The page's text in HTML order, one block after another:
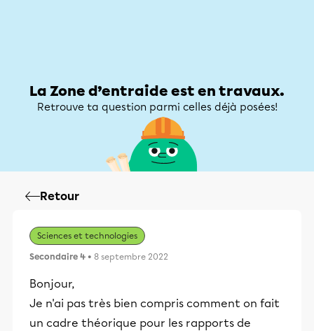
La Zone d’entraide est en travaux.
Retrouve ta question parmi celles déjà posées!
Retour
Sciences et technologies
Secondaire 4 • 8 septembre 2022
Bonjour,
Je n'ai pas très bien compris comment on fait
un cadre théorique pour les rapports de